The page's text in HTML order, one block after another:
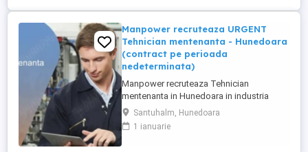
Bogda, ...
Manpower recruteaza URGENT
Tehnician mentenanta - Hunedoara
(contract pe perioada
nedeterminata)
Manpower recruteaza Tehnician
mentenanta in Hunedoara in industria
automotive. Responsabilitati principale: -
Analizarea si executarea lucrarilor de
reparatie, intretinere si revizie; - Verificarea
Santuhalm, Hunedoara
1 ianuarie